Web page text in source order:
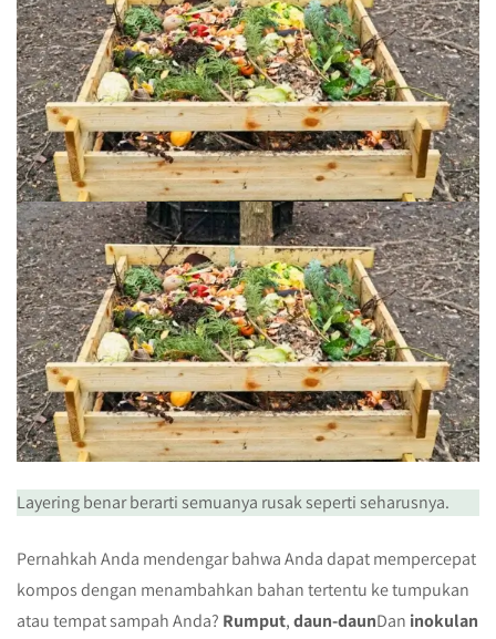
Layering benar berarti semuanya rusak seperti seharusnya.
Pernahkah Anda mendengar bahwa Anda dapat mempercepat
kompos dengan menambahkan bahan tertentu ke tumpukan
atau tempat sampah Anda? Rumput,daun-daunDan inokulan